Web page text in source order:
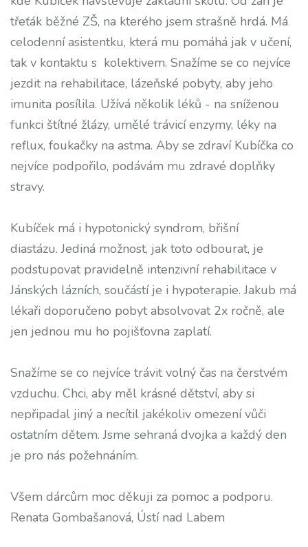
třeťák běžné ZŠ, na kterého jsem strašně hrdá. Má
celodenní asistentku, která mu pomáhá jak v učení,
tak v kontaktu s kolektivem. Snažíme se co nejvíce
jezdit na rehabilitace, lázeňské pobyty, aby jeho
imunita posílila. Užívá několik léků - na sníženou
funkci štítné žlázy, umělé trávicí enzymy, léky na
reflux, foukačky na astma. Aby se zdraví Kubíčka co
nejvíce podpořilo, podávám mu zdravé doplňky
stravy.
Kubíček má i hypotonický syndrom, břišní
diastázu. Jediná možnost, jak toto odbourat, je
podstupovat pravidelně intenzivní rehabilitace v
Jánských lázních, součástí je i hypoterapie. Jakub má
lékaři doporučeno pobyt absolvovat 2x ročně, ale
jen jednou mu ho pojišťovna zaplatí.
Snažíme se co nejvíce trávit volný čas na čerstvém
vzduchu. Chci, aby měl krásné dětství, aby si
nepřipadal jiný a necítil jakékoliv omezení vůči
ostatním dětem. Jsme sehraná dvojka a každý den
je pro nás požehnáním.
Všem dárcům moc děkuji za pomoc a podporu.
Renata Gombašanová, Ústí nad Labem